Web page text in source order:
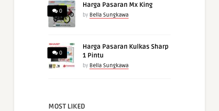
0
Harga Pasaran Mx King
by Bella Sungkawa
0
Harga Pasaran Kulkas Sharp
1 Pintu
by Bella Sungkawa
MOST LIKED